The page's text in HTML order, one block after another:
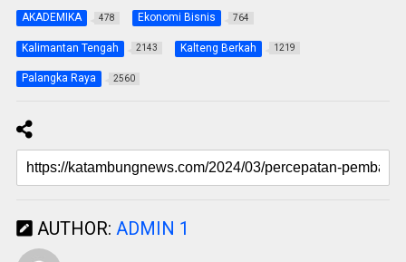
AKADEMIKA 478 Ekonomi Bisnis 764
Kalimantan Tengah 2143 Kalteng Berkah 1219
Palangka Raya 2560
AUTHOR: ADMIN 1